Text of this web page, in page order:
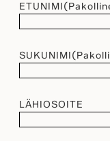
ETUNIMI
SUKUNIMI
LÄHIOSOITE